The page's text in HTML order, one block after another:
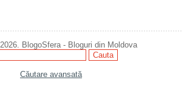
BlogoSfera - Bloguri din Moldova
Căutare avansată